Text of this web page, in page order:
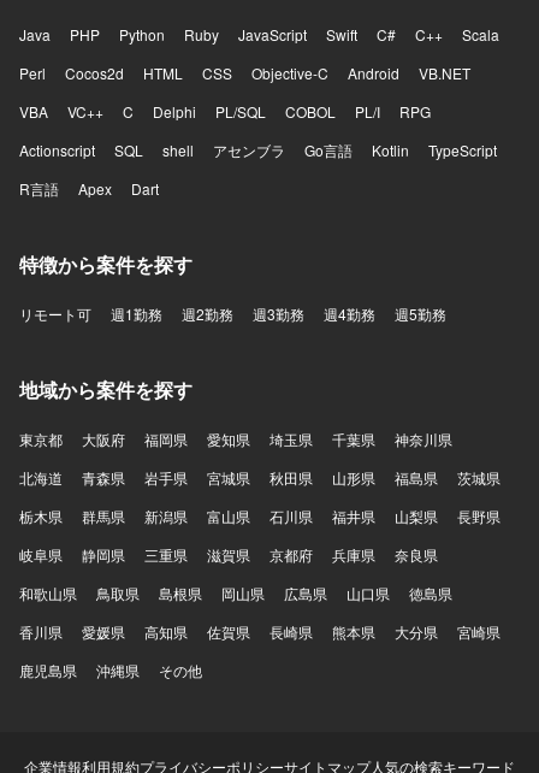
Java PHP Python Ruby JavaScript Swift C# C++
Scala
Perl
Cocos2d HTML CSS Objective-C Android
VB.NET
VBA
VC++ C Delphi PL/SQL COBOL PL/I
RPG
Actionscript
SQL shell アセンブラ Go言語 Kotlin
TypeScript
R言語
Apex Dart
特徴から案件を探す
リモート可 週1勤務 週2勤務 週3勤務 週4勤務 週5勤務
地域から案件を探す
東京都 大阪府 福岡県 愛知県 埼玉県 千葉県
神奈川県
北海道
青森県 岩手県 宮城県 秋田県 山形県 福島県
茨城県
栃木県
群馬県 新潟県 富山県 石川県 福井県 山梨県
長野県
岐阜県
静岡県 三重県 滋賀県 京都府 兵庫県
奈良県
和歌山県
鳥取県 島根県 岡山県 広島県 山口県
徳島県
香川県
愛媛県 高知県 佐賀県 長崎県 熊本県 大分県
宮崎県
鹿児島県
沖縄県 その他
企業情報利用規約プライバシーポリシーサイトマップ人気の検索キーワード